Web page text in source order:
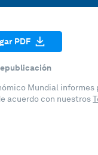
PDF
Mundial informes
acuerdo con nuestros